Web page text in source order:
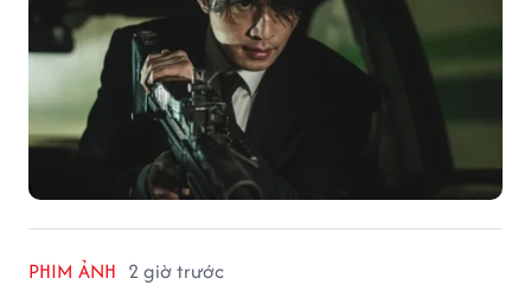
PHIM ẢNH 2 giờ trước